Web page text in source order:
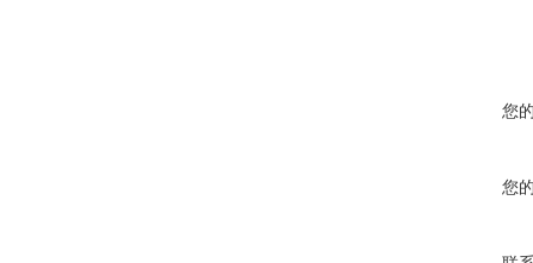
您
您